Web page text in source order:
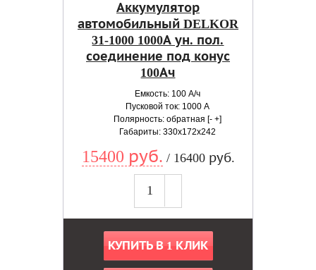
Аккумулятор
автомобильный DELKOR
31-1000 1000А ун. пол.
соединение под конус
100Ач
Емкость: 100 А/ч
Пусковой ток: 1000 А
Полярность: обратная [- +]
Габариты: 330x172x242
15400 руб. / 16400 руб.
КУПИТЬ В 1 КЛИК